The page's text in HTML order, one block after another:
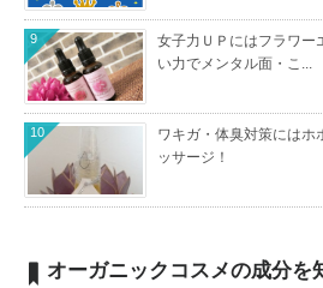
女子力ＵＰにはフラワー
い力でメンタル面・こ...
9
ワキガ・体臭対策にはホ
ッサージ！
10
オーガニックコスメの成分を